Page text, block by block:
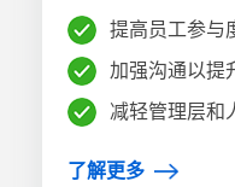
提高员工参与
加强沟通以提
减轻管理层和
了解更多